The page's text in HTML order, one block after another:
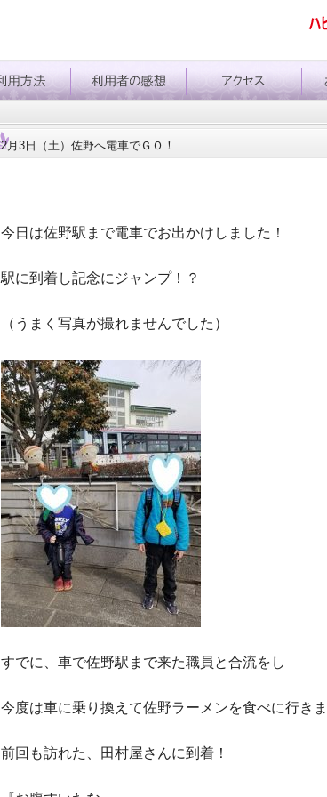
2月3日（土）佐野へ電車でＧＯ！
今日は佐野駅まで電車でお出かけしました！
駅に到着し記念にジャンプ！？
（うまく写真が撮れませんでした）
すでに、車で佐野駅まで来た職員と合流をし
今度は車に乗り換えて佐野ラーメンを食べに行き
前回も訪れた、田村屋さんに到着！